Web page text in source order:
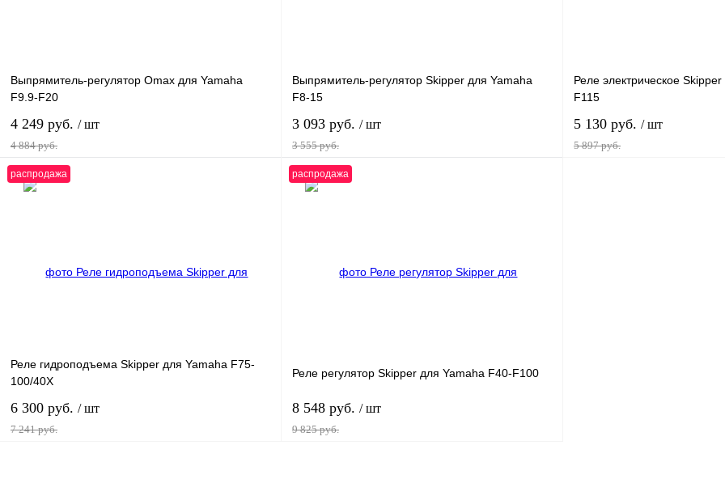
Выпрямитель-регулятор Omax для Yamaha
F9.9-F20
4 249 руб. / шт
4 884 руб.
наличии
Выпрямитель-регулятор Skipper для Yamaha
F8-15
3 093 руб. / шт
3 555 руб.
наличии
Реле электрическое
F115
5 130 руб. / шт
5 897 руб.
распродажа
Реле гидроподъема Skipper для Yamaha F75-
100/40X
6 300 руб. / шт
7 241 руб.
распродажа
Реле регулятор Skipper для Yamaha F40-F100
8 548 руб. / шт
9 825 руб.